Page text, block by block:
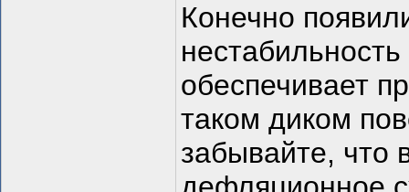
Конечно
обеспечивает
таком диком
забывайте, что